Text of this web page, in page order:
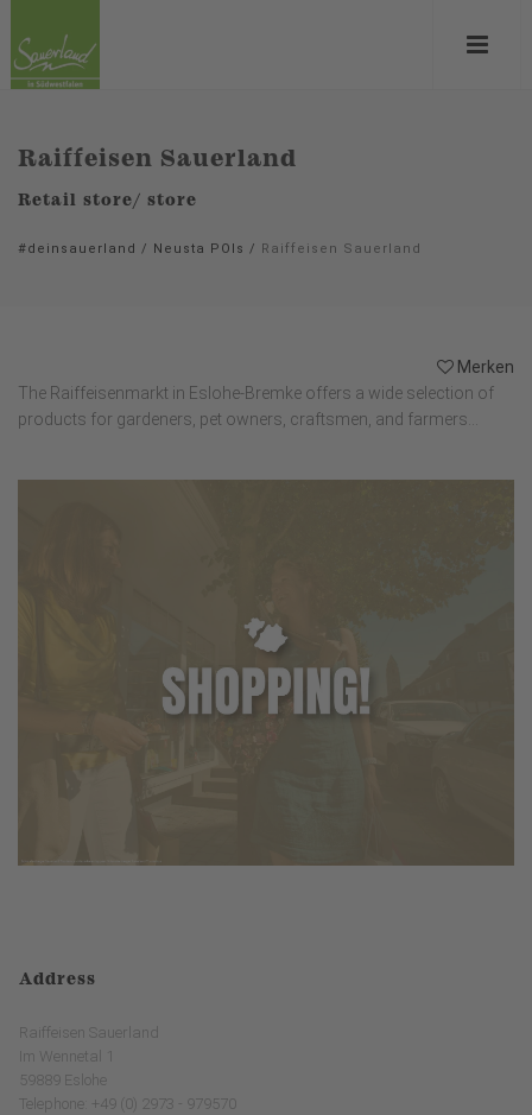
Raiffeisen Sauerland
Retail store/ store
#deinsauerland / Neusta POIs / Raiffeisen Sauerland
Merken
The Raiffeisenmarkt in Eslohe-Bremke offers a wide selection of
products for gardeners, pet owners, craftsmen, and farmers...
Address
Raiffeisen Sauerland
Im Wennetal 1
59889 Eslohe
Telephone: +49 (0) 2973 - 979570